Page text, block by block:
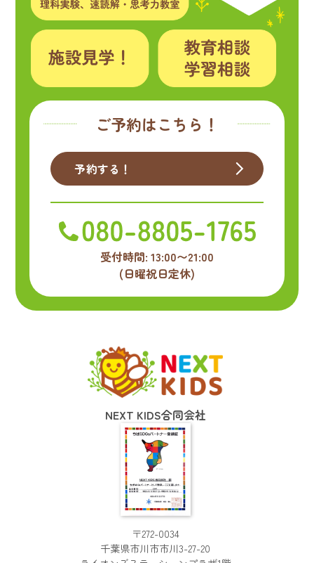
ご予約はこちら！
予約する！
受付時間: 13:00〜21:00
(日曜祝日定休)
NEXT KIDS合同会社
〒272-0034
千葉県市川市市川3-27-20